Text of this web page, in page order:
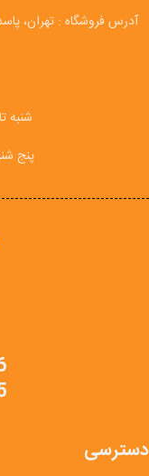
آدرس فروشگاه : تهران،
شنبه تا
پنج
دسترسی